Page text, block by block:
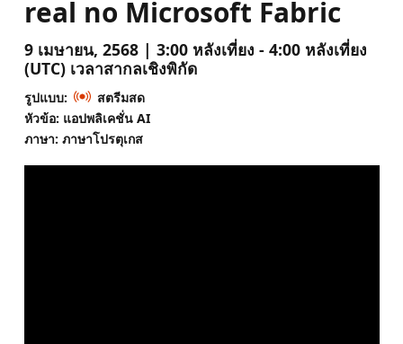
real no Microsoft Fabric
9 เมษายน, 2568 | 3:00 หลังเที่ยง - 4:00 หลังเที่ยง
(UTC) เวลาสากลเชิงพิกัด
รูปแบบ:
สตรีมสด
หัวข้อ: แอปพลิเคชั่น AI
ภาษา: ภาษาโปรตุเกส